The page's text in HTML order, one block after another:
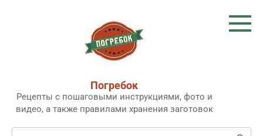
Погребок
Рецепты с пошаговыми инструкциями, фото и
видео, а также правилами хранения заготовок
Поиск: